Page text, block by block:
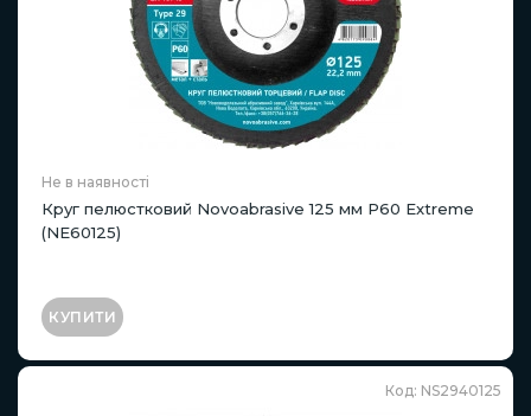
Не в наявності
Круг пелюстковий Novoabrasive 125 мм P60 Extreme
(NE60125)
КУПИТИ
Код: NS2940125